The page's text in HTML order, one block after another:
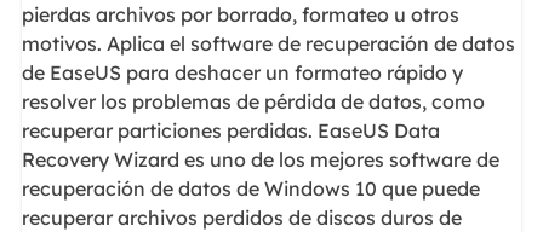
pierdas archivos por borrado, formateo u otros
motivos. Aplica el software de recuperación de datos
de EaseUS para deshacer un formateo rápido y
resolver los problemas de pérdida de datos, como
recuperar particiones perdidas. EaseUS Data
Recovery Wizard es uno de los mejores software de
recuperación de datos de Windows 10 que puede
recuperar archivos perdidos de discos duros de